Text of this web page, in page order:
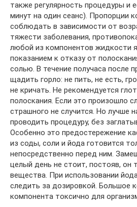
также регулярность процедуры и
минут на один сеанс). Пропорции
соблюдать в зависимости от
тяжести заболевания,
любой из компонентов жидкости
показанием к отказу от
солью. В течение получаса после
щадить горло: не пить, не есть,
не кричать. Не рекомендуется
полоскания. Если это произошло
страшного не случится. Но лучше
проводить процедуру, без
Особенно это предостережение
из соды, соли и йода готовится
непосредственно перед ним.
целый день не стоит, постояв, он
вещества. При использовании
следить за дозировкой. Большое
компонента токсично для